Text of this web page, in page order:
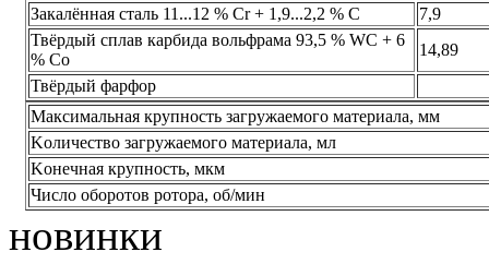
Закалённая сталь 11...12 % Сr + 1,9...2,2 % С
7,9
Твёрдый сплав карбида вольфрама 93,5 % WС + 6
% Со
14,89
Твёрдый фарфор
Максимальная крупность загружаемого материала, мм
Kоличество загружаемого материала, мл
Kонечная крупность, мкм
Число оборотов ротора, об/мин
новинки